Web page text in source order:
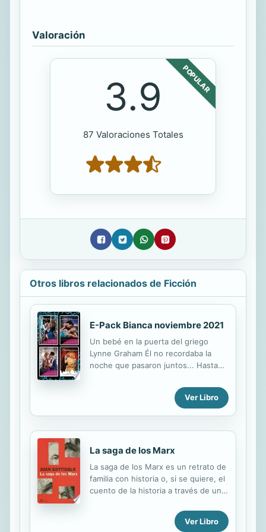
Valoración
POPULAR
3.9
87 Valoraciones Totales
Otros libros relacionados de Ficción
E-Pack Bianca noviembre 2021
Un bebé en la puerta del griego
Lynne Graham Él no recordaba la
noche que pasaron juntos... Hasta
conoció a la consecuencia de ese
encuentro. Una Navidad para la novia
el multimillonario... ¡Se ha
Dani Collins Ella quería ser su
esposa...
Ver Libro
La saga de los Marx
La saga de los Marx es un retrato de
familia con historia o, si se quiere, el
cuento de la historia a través de una
superviviente de sí mismo, que
asiste indignado al derrumbe de su
Ver Libro